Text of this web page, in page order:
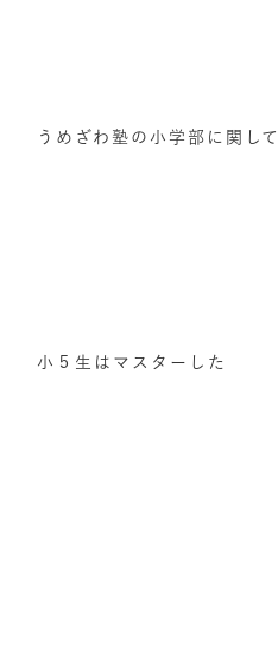
うめざわ塾の小学部に関し
小５生はマスターした